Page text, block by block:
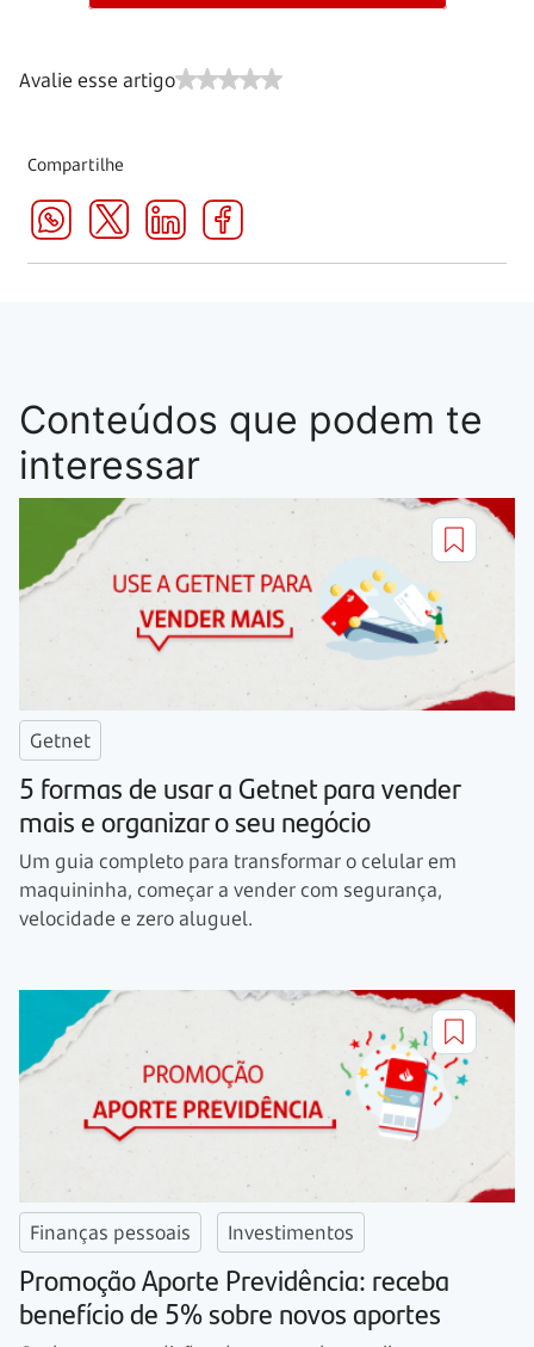
Avalie esse artigo
Compartilhe
Conteúdos que podem te
interessar
Getnet
5 formas de usar a Getnet para vender
mais e organizar o seu negócio
Um guia completo para transformar o celular em
maquininha, começar a vender com segurança,
velocidade e zero aluguel.
Finanças pessoais Investimentos
Promoção Aporte Previdência: receba
benefício de 5% sobre novos aportes